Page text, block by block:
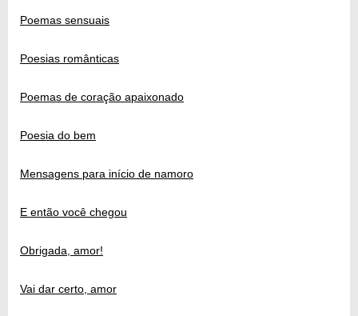
Poemas sensuais
Poesias românticas
Poemas de coração apaixonado
Poesia do bem
Mensagens para início de namoro
E então você chegou
Obrigada, amor!
Vai dar certo, amor